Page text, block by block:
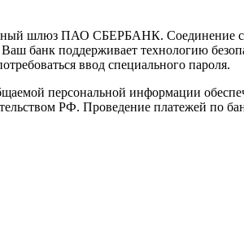
шлюз ПАО СБЕРБАНК. Соединение
банк поддерживает технологию
ввод специального пароля.
персональной информации
РФ. Проведение платежей по